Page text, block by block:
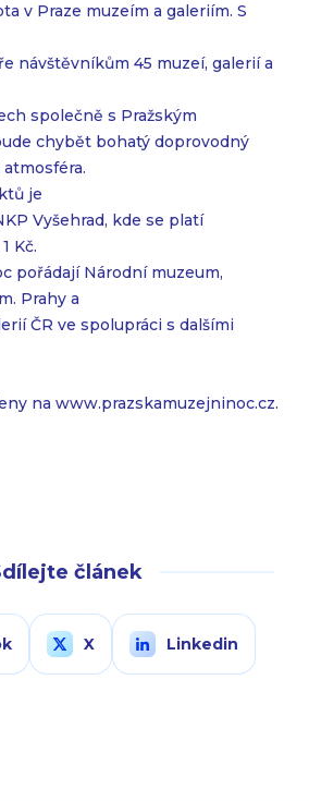
v Praze muzeím a galeriím. S
návštěvníkům 45 muzeí, galerií a
společně s Pražským
chybět bohatý doprovodný
je
Vyšehrad, kde se platí
Kč.
pořádají Národní muzeum,
Prahy a
ČR ve spolupráci s dalšími
na www.prazskamuzejninoc.cz.
článek
X Linkedin